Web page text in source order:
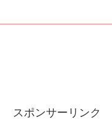
スポンサーリンク